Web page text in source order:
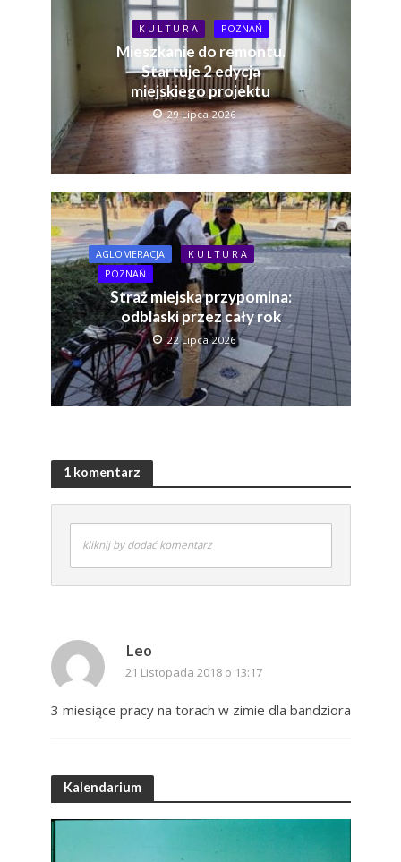
K U L T U R A POZNAŃ
Mieszkanie do remontu.
Startuje 2 edycja
miejskiego projektu
29 Lipca 2026
AGLOMERACJA
K U L T U R A
POZNAŃ
Straż miejska przypomina:
odblaski przez cały rok
22 Lipca 2026
1 komentarz
kliknij by dodać komentarz
Leo
21 Listopada 2018 o 13:17
3 miesiące pracy na torach w zimie dla bandziora
Kalendarium